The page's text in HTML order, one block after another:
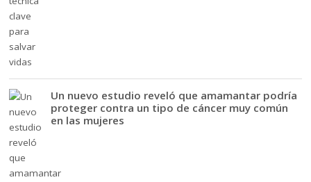
Un nuevo estudio reveló que amamantar podría
proteger contra un tipo de cáncer muy común
en las mujeres